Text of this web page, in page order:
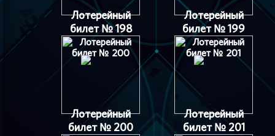
Лотерейный
билет № 198
Лотерейный
билет № 199
Лотерейный
билет № 200
Лотерейный
билет № 201